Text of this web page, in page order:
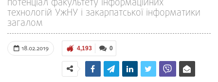
потенціал факультету інформаційних
технологій УжНУ і закарпатської інформатики
загалом
18.02.2019 0
4,193